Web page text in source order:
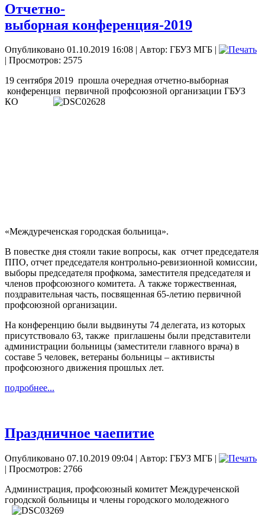
Отчетно-
выборная конференция-2019
Опубликовано 01.10.2019 16:08 | Автор: ГБУЗ МГБ |
| Просмотров: 2575
19 сентября 2019 прошла очередная отчетно-выборная
конференция первичной профсоюзной организации ГБУЗ
КО
«Междуреченская городская больница».
В повестке дня стояли такие вопросы, как отчет председателя
ППО, отчет председателя контрольно-ревизионной комиссии,
выборы председателя профкома, заместителя председателя и
членов профсоюзного комитета. А также торжественная,
поздравительная часть, посвященная 65-летию первичной
профсоюзной организации.
На конференцию были выдвинуты 74 делегата, из которых
присутствовало 63, также приглашены были представители
администрации больницы (заместители главного врача) в
составе 5 человек, ветераны больницы – активисты
профсоюзного движения прошлых лет.
подробнее...
Праздничное чаепитие
Опубликовано 07.10.2019 09:04 | Автор: ГБУЗ МГБ |
| Просмотров: 2766
Администрация, профсоюзный комитет Междуреченской
городской больницы и члены городского молодежного